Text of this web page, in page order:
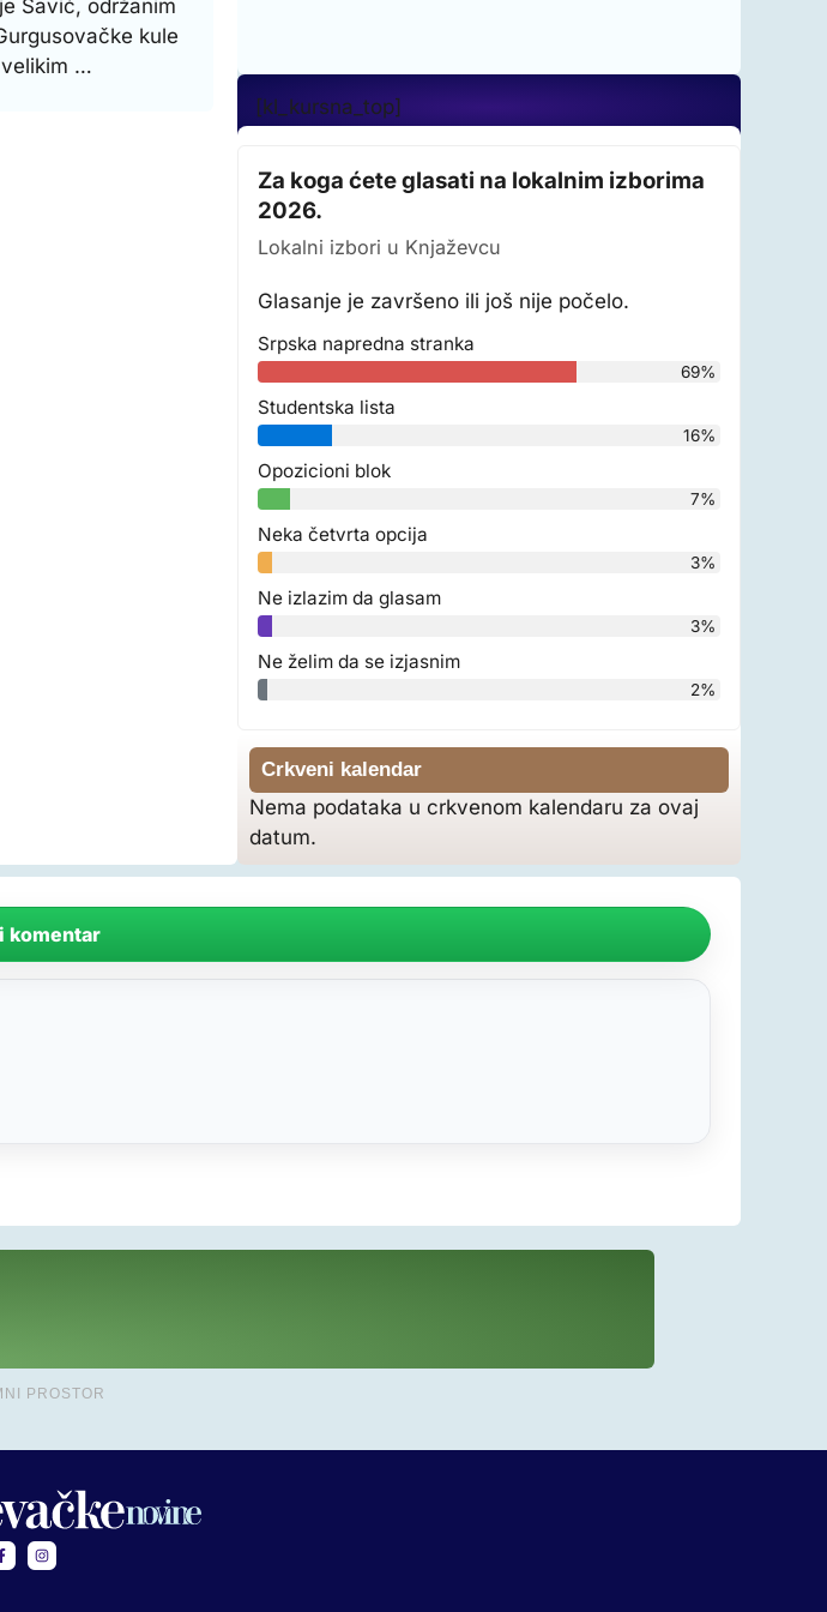
Savić, održanim
kule
…
[kl_kursna_top]
Za koga ćete glasati na lokalnim izborima
2026.
Lokalni izbori u Knjaževcu
Glasanje je završeno ili još nije počelo.
Srpska napredna stranka
69%
Studentska lista
16%
Opozicioni blok
7%
Neka četvrta opcija
3%
Ne izlazim da glasam
3%
Ne želim da se izjasnim
2%
Crkveni kalendar
Nema podataka u crkvenom kalendaru za ovaj
datum.
komentar
PROSTOR